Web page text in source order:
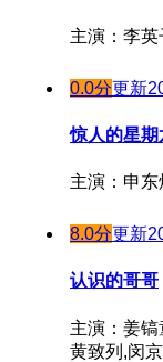
主演：李
0.0分更新
惊人的星期
主演：申
8.0分更新
认识的哥哥
主演：姜
黄致列,闵